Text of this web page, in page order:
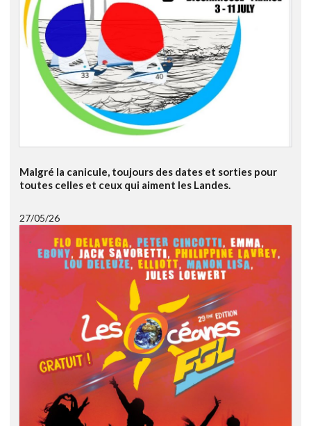
Malgré la canicule, toujours des dates et sorties pour
toutes celles et ceux qui aiment les Landes.
27/05/26